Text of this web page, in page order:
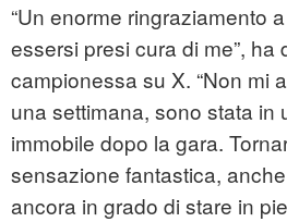
“Un enorme ringraziamento
essersi presi cura di me”, ha
campionessa su X. “Non mi
una settimana, sono stata in
immobile dopo la gara.
sensazione fantastica,
ancora in grado di stare in